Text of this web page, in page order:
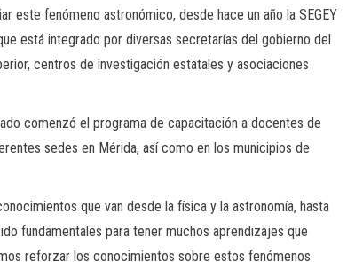
este fenómeno astronómico, desde hace un año la SEGEY
está integrado por diversas secretarías del gobierno del
centros de investigación estatales y asociaciones
comenzó el programa de capacitación a docentes de
sedes en Mérida, así como en los municipios de
que van desde la física y la astronomía, hasta
fundamentales para tener muchos aprendizajes que
reforzar los conocimientos sobre estos fenómenos